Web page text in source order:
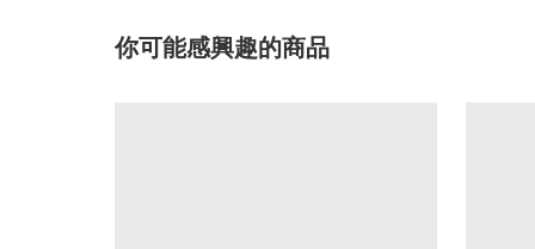
你可能感興趣的商品